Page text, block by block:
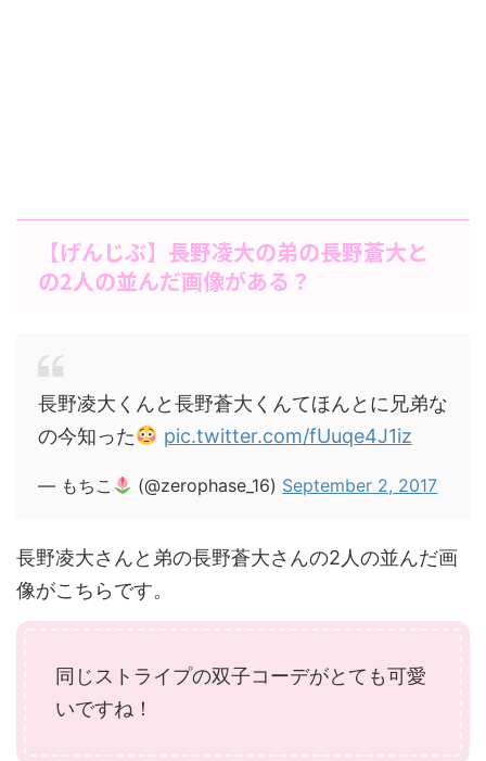
【げんじぶ】長野凌大の弟の長野蒼大と
の2人の並んだ画像がある？
長野凌大くんと長野蒼大くんてほんとに兄弟な
の今知った
pic.twitter.com/fUuqe4J1iz
— もちこ (@zerophase_16) September 2, 2017
長野凌大さんと弟の長野蒼大さんの2人の並んだ画
像がこちらです。
同じストライプの双子コーデがとても可愛
いですね！